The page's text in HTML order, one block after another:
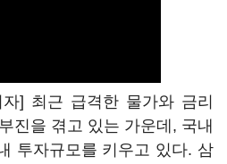
] 최근 급격한 물가와 금리
진을 겪고 있는 가운데, 국내
투자규모를 키우고 있다. 삼